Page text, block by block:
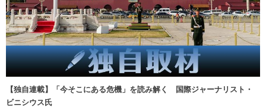
【独自連載】「今そこにある危機」を読み解く 国際ジャーナリスト・
ビニシウス氏